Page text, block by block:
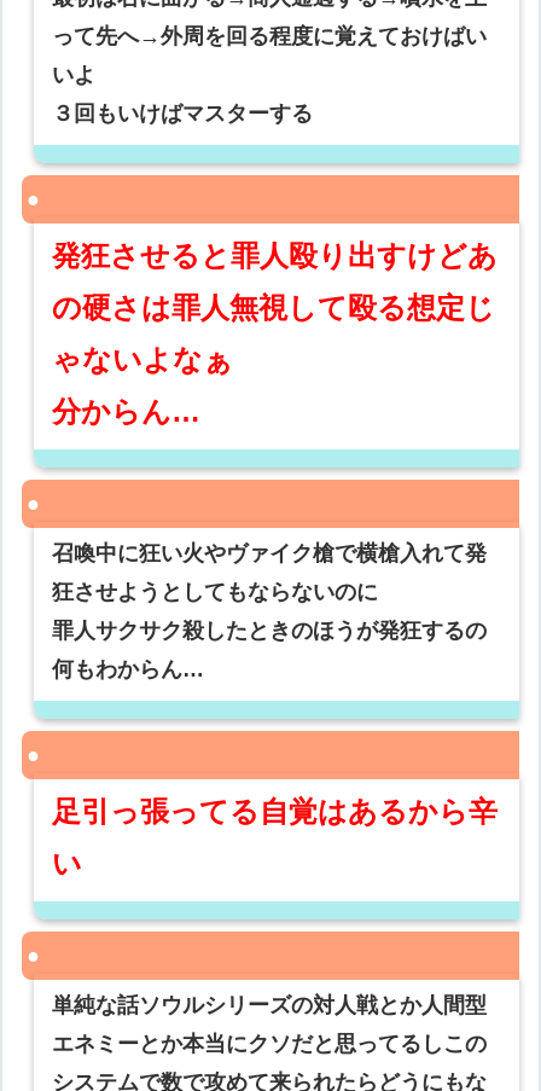
って先へ→外周を回る程度に覚えておけばい
いよ
３回もいけばマスターする
発狂させると罪人殴り出すけどあ
の硬さは罪人無視して殴る想定じ
ゃないよなぁ
分からん…
召喚中に狂い火やヴァイク槍で横槍入れて発
狂させようとしてもならないのに
罪人サクサク殺したときのほうが発狂するの
何もわからん…
足引っ張ってる自覚はあるから辛
い
単純な話ソウルシリーズの対人戦とか人間型
エネミーとか本当にクソだと思ってるしこの
システムで数で攻めて来られたらどうにもな